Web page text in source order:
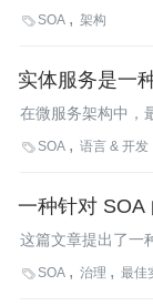
的技术，知道的
层到表现层的所有
SOA 架构
实体服务是一
在微服务架构中，
（Entity Service
SOA 语言 & 开发
一种针对 SOA
这篇文章提出了一
到了帮助管理
SOA 治理 最佳